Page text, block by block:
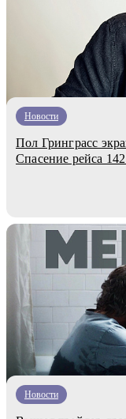
Новости
Пол Гринграсс
Спасение рейса
Новости